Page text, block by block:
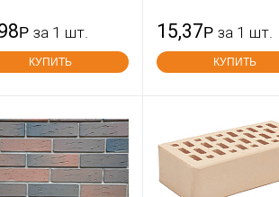
Р за 1 шт.
КУПИТЬ
15,37Р за 1 шт.
КУПИТЬ